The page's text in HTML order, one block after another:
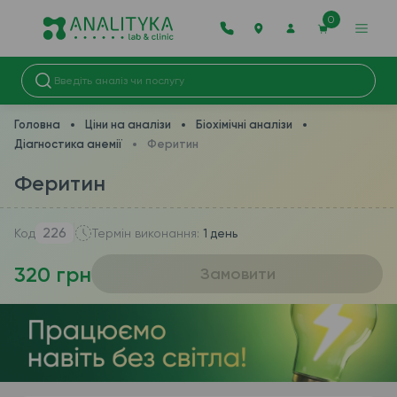
0
Головна Ціни на аналізи
Біохімічні аналізи
Діагностика анемії
Феритин
Феритин
Код 226 Термін виконання: 1 день
320 грн Замовити